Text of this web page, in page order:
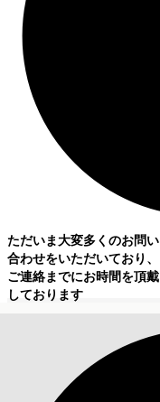
ただいま大変多くのお問い
合わせをいただいており、
ご連絡までにお時間を頂戴
しております